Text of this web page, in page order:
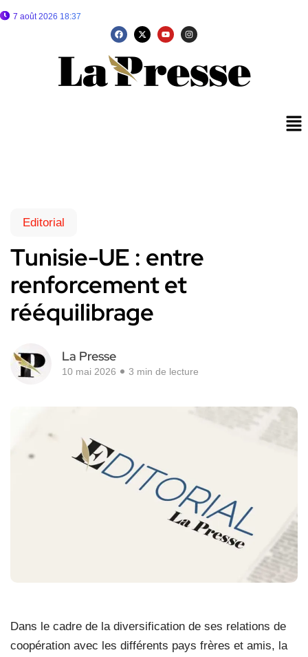
7 août 2026 18:37
Editorial
Tunisie-UE : entre
renforcement et
rééquilibrage
La Presse
10 mai 2026 3 min de lecture
Dans le cadre de la diversification de ses relations de
coopération avec les différents pays frères et amis, la